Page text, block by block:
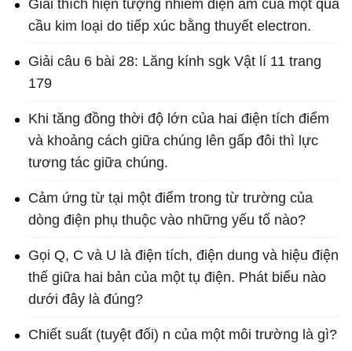
Giải thích hiện tượng nhiễm điện âm của một quả
cầu kim loại do tiếp xúc bằng thuyết electron.
Giải câu 6 bài 28: Lăng kính sgk Vật lí 11 trang
179
Khi tăng đồng thời độ lớn của hai điện tích điểm
và khoảng cách giữa chúng lên gấp đôi thì lực
tương tác giữa chúng.
Cảm ứng từ tại một điểm trong từ trường của
dòng điện phụ thuộc vào những yếu tố nào?
Gọi Q, C và U là điện tích, điện dung và hiệu điện
thế giữa hai bản của một tụ điện. Phát biểu nào
dưới đây là đúng?
Chiết suất (tuyệt đối) n của một môi trường là gì?